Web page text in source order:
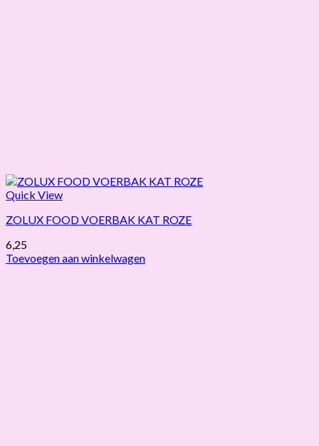
Quick View
ZOLUX FOOD VOERBAK KAT ROZE
6,25
Toevoegen aan winkelwagen